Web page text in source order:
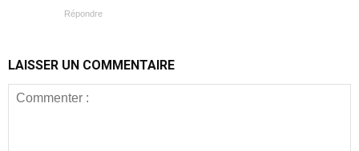
Répondre
LAISSER UN COMMENTAIRE